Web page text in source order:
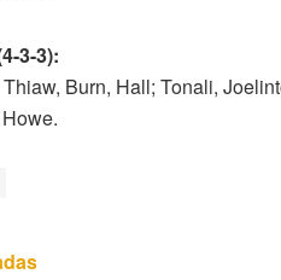
3-3):
Burn, Hall; Tonali,